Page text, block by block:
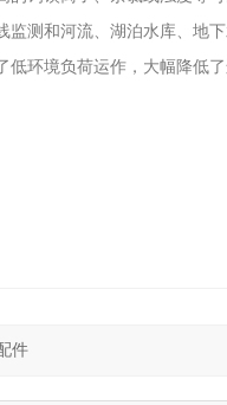
测和河流、湖泊水库、地
环境负荷运作，大幅降低